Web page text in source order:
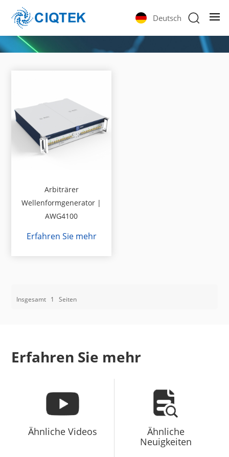
Deutsch
Arbiträrer
Wellenformgenerator |
AWG4100
Erfahren Sie mehr
Insgesamt 1 Seiten
Erfahren Sie mehr
Ähnliche Videos
Ähnliche
Neuigkeiten